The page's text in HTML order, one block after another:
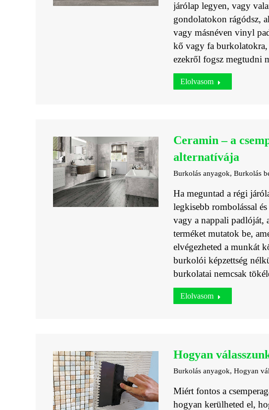
járólap legyen, vagy
gondolatokon rágódsz,
vagy másnéven vinyl
kő vagy fa
ezekről fogsz megtudni
Elolvasom
Ceramin – a
alternatívája
Burkolás anyagok, Burkolás
Ha meguntad a régi
legkisebb rombolással
vagy a nappali padlóját,
terméket mutatok be,
elvégezheted a munkát
burkolói képzettség
burkolatai nemcsak
Elolvasom
Hogyan
Burkolás anyagok, Hogyan
Miért fontos a
hogyan kerülheted el,